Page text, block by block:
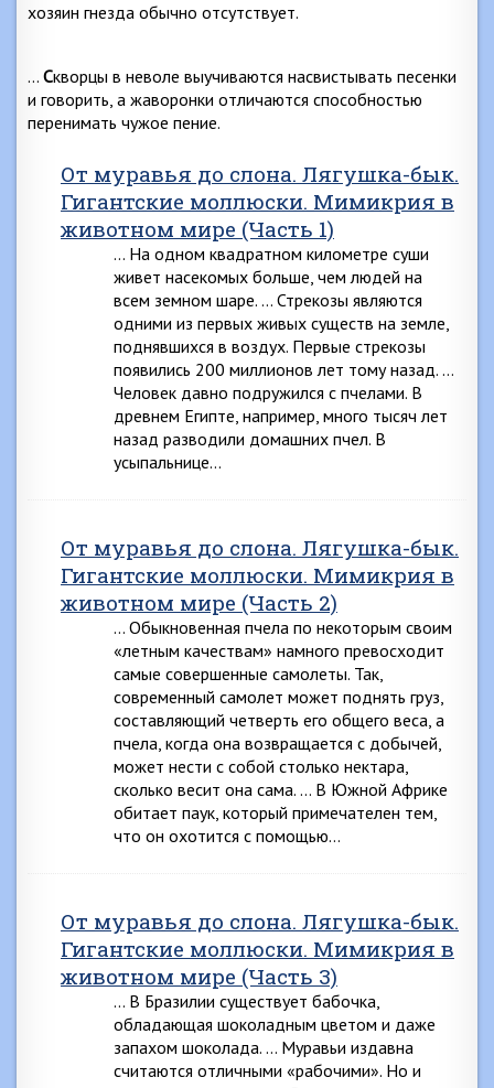
хозяин гнезда обычно отсутствует.
… Скворцы в неволе выучиваются насвистывать песен­ки
и говорить, а жаворонки отличаются способностью
перенимать чужое пение.
От муравья до слона. Лягушка-бык.
Гигантские моллюски. Мимикрия в
животном мире (Часть 1)
… На одном квадратном километре суши
живет насе­комых больше, чем людей на
всем земном шаре. … Стрекозы являются
одними из первых живых су­ществ на земле,
поднявшихся в воздух. Первые стреко­зы
появились 200 миллионов лет тому назад. …
Человек давно подружился с пчелами. В
древнем Египте, например, много тысяч лет
назад разводили до­машних пчел. В
усыпальнице…
От муравья до слона. Лягушка-бык.
Гигантские моллюски. Мимикрия в
животном мире (Часть 2)
… Обыкновенная пчела по некоторым своим
«летным качествам» намного превосходит
самые совершенные са­молеты. Так,
современный самолет может поднять груз,
составляющий четверть его общего веса, а
пчела, когда она возвращается с добычей,
может нести с собой столь­ко нектара,
сколько весит она сама. … В Южной Африке
обитает паук, который примеча­телен тем,
что он охотится с помощью…
От муравья до слона. Лягушка-бык.
Гигантские моллюски. Мимикрия в
животном мире (Часть 3)
… В Бразилии существует бабочка,
обладающая шо­коладным цветом и даже
запахом шоколада. … Муравьи издавна
считаются отличными «рабочи­ми». Но и